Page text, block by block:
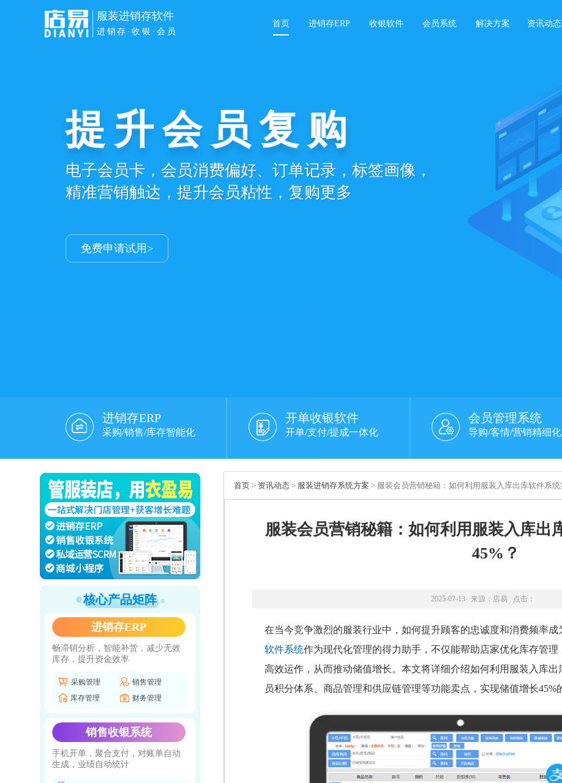
服装进销存软件
进销存·收银·会员
首页 进销存ERP 收银软件 会员系统 解决方案 资讯动态
服装进销存软件
进销存+收银+会员全业务场景数智化运营管理，
提效降本，提升服装门店持续盈利能力
免费申请试用>
小程序商城
商品库存、会员、订单、线上线下同步管理，
小店也能轻松打造私域成交商城
免费申请试用>
进销存ERP
采购/销售/库存智能化
开单收银软件
开单/支付/提成一体化
会员管理系统
导购/客情/营销精细化
核心产品矩阵
进销存ERP
畅滞销分析，智能补货，减少无效
库存，提升资金效率
采购管理
销售管理
库存管理
财务管理
销售收银系统
手机开单，聚合支付，对账单自动
生成，业绩自动统计
首页 > 资讯动态 > 服装进销存系统方案 > 服装会员营销秘籍：如何利用服装入库出库软件系统
服装会员营销秘籍：如何利用服装入库出
45%？
2025-07-13 来源： 店易 点击：
在当今竞争激烈的服装行业中，如何提升顾客的忠诚度和消费频率
软件系统作为现代化管理的得力助手，不仅能帮助店家优化库存管
高效运作，从而推动储值增长。本文将详细介绍如何利用服装入库
员积分体系、商品管理和供应链管理等功能卖点，实现储值增长45%